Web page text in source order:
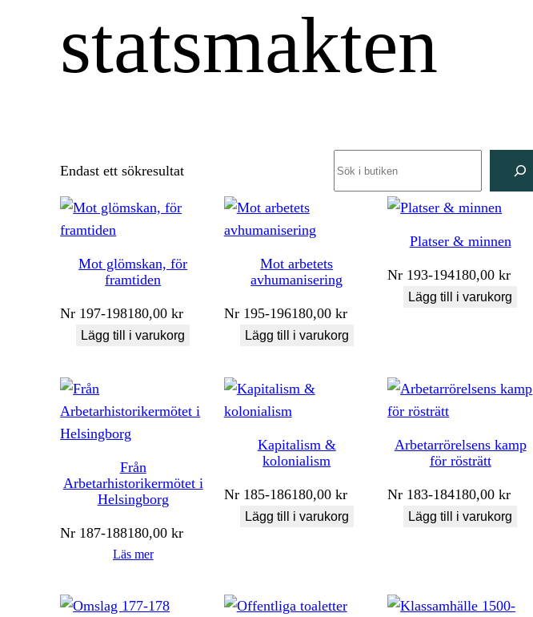
statsmakten
Endast ett sökresultat
Mot glömskan, för
framtiden
Nr 197-198180,00kr
Lägg till i varukorg
Mot arbetets
avhumanisering
Nr 195-196180,00 kr
Lägg till i varukorg
Platser & minnen
Nr 193-194180,00kr
Lägg till i varukorg
Från
Arbetarhistorikermötet i
Helsingborg
Nr 187-188180,00kr
Läs mer
Kapitalism &
kolonialism
Nr 185-186180,00 kr
Lägg till i varukorg
Arbetarrörelsens kamp
för rösträtt
Nr 183-184180,00kr
Lägg till i varukorg